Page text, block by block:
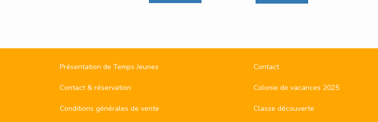
Présentation de Temps Jeunes
Contact & réservation
Conditions générales de vente
Contact
Colonie de vacances 2025
Classe découverte